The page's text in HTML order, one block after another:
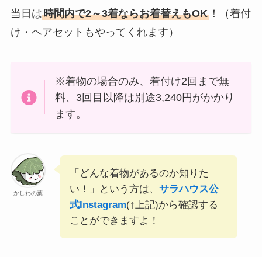
当日は時間内で2～3着ならお着替えもOK！（着付
け・ヘアセットもやってくれます）
※着物の場合のみ、着付け2回まで無
料、3回目以降は別途3,240円がかかり
ます。
かしわの葉
「どんな着物があるのか知りた
い！」という方は、 サラハウス公
式Instagram(↑上記)から確認する
ことができますよ！